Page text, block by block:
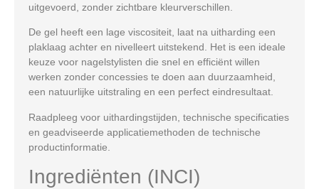
uitgevoerd, zonder zichtbare kleurverschillen.
De gel heeft een lage viscositeit, laat na uitharding een
plaklaag achter en nivelleert uitstekend. Het is een ideale
keuze voor nagelstylisten die snel en efficiënt willen
werken zonder concessies te doen aan duurzaamheid,
een natuurlijke uitstraling en een perfect eindresultaat.
Raadpleeg voor uithardingstijden, technische specificaties
en geadviseerde applicatiemethoden de technische
productinformatie.
Ingrediënten (INCI)